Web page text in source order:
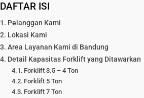
DAFTAR ISI
Pelanggan Kami
Lokasi Kami
Area Layanan Kami di Bandung
Detail Kapasitas Forklift yang Ditawarkan
Forklift 3.5 – 4 Ton
Forklift 5 Ton
Forklift 7 Ton